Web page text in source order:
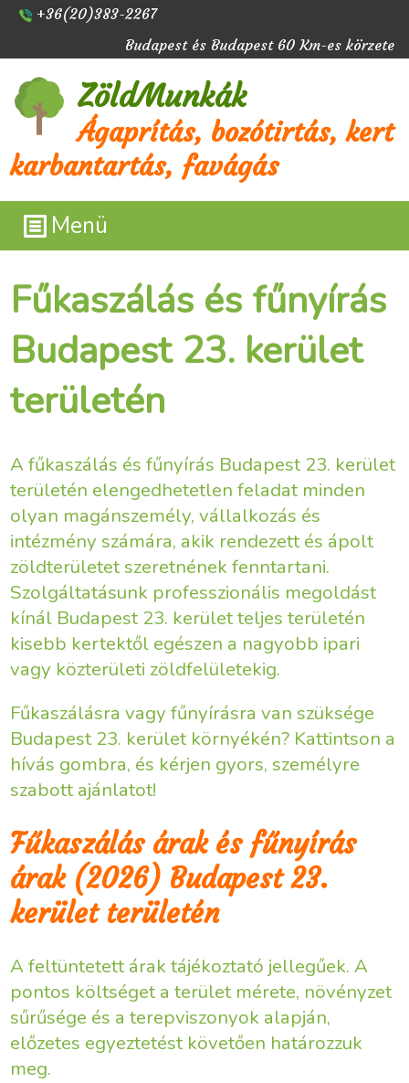
+36(20)383-2267
Budapest és Budapest 60 Km-es körzete
ZöldMunkák
Ágaprítás, bozótirtás, kert
karbantartás, favágás
Menü
Fűkaszálás és fűnyírás
Budapest 23. kerület
területén
A fűkaszálás és fűnyírás Budapest 23. kerület
területén elengedhetetlen feladat minden
olyan magánszemély, vállalkozás és
intézmény számára, akik rendezett és ápolt
zöldterületet szeretnének fenntartani.
Szolgáltatásunk professzionális megoldást
kínál Budapest 23. kerület teljes területén
kisebb kertektől egészen a nagyobb ipari
vagy közterületi zöldfelületekig.
Fűkaszálásra vagy fűnyírásra van szüksége
Budapest 23. kerület környékén? Kattintson a
hívás gombra, és kérjen gyors, személyre
szabott ajánlatot!
Fűkaszálás árak és fűnyírás
árak (2026) Budapest 23.
kerület területén
A feltüntetett árak tájékoztató jellegűek. A
pontos költséget a terület mérete, növényzet
sűrűsége és a terepviszonyok alapján,
előzetes egyeztetést követően határozzuk
meg.